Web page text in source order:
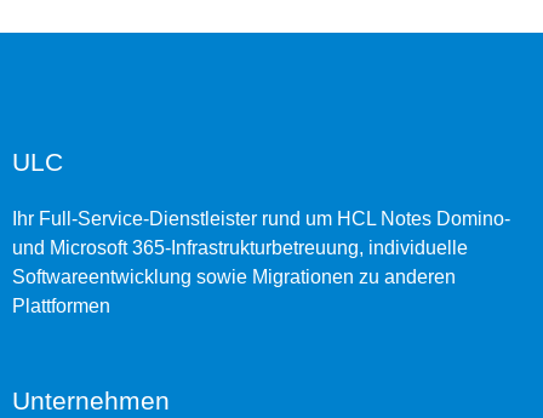
ULC
Ihr Full-Service-Dienstleister rund um HCL Notes Domino-
und Microsoft 365-Infrastrukturbetreuung, individuelle
Softwareentwicklung sowie Migrationen zu anderen
Plattformen
Unternehmen